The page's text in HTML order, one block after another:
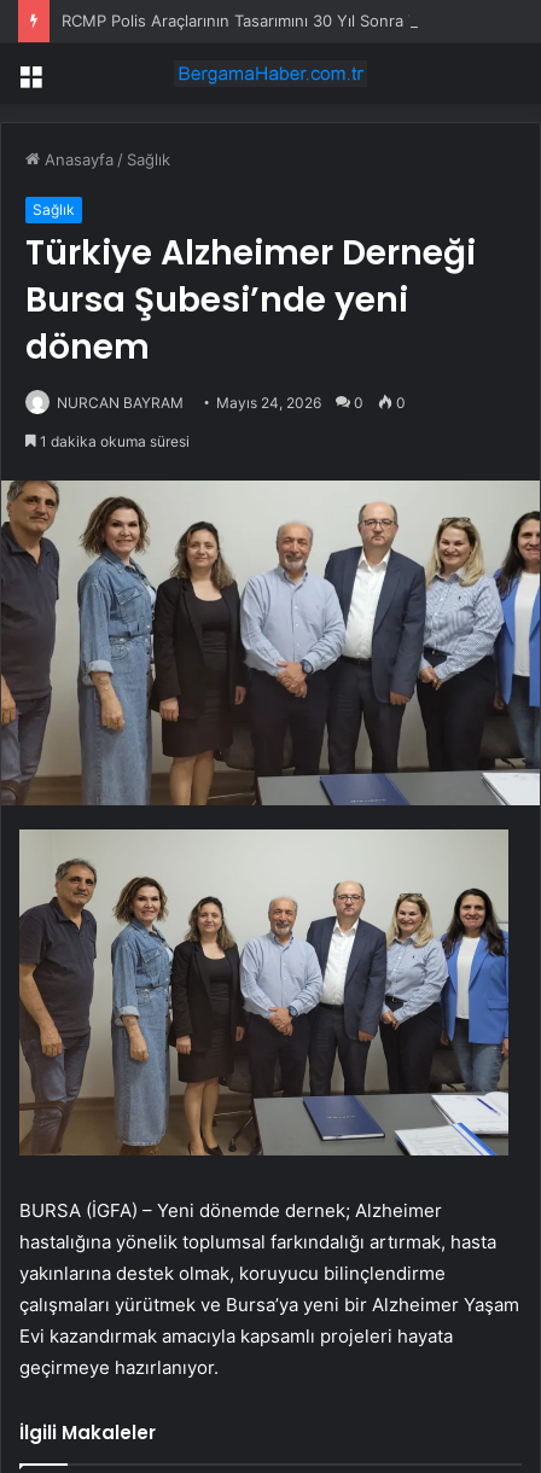
RCMP Polis Araçlarının Tasarımını 30 Yıl Sonra Yeniliyor
Menü
Anasayfa / Sağlık
Sağlık
Türkiye Alzheimer Derneği
Bursa Şubesi’nde yeni
dönem
NURCAN BAYRAM Mayıs 24, 2026 0 0
1 dakika okuma süresi
BURSA (İGFA) – Yeni dönemde dernek; Alzheimer
hastalığına yönelik toplumsal farkındalığı artırmak, hasta
yakınlarına destek olmak, koruyucu bilinçlendirme
çalışmaları yürütmek ve Bursa’ya yeni bir Alzheimer Yaşam
Evi kazandırmak amacıyla kapsamlı projeleri hayata
geçirmeye hazırlanıyor.
İlgili Makaleler